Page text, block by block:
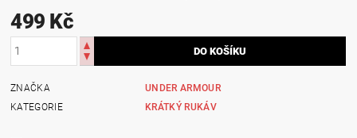
499 Kč
ZNAČKA
UNDER ARMOUR
KATEGORIE
KRÁTKÝ RUKÁV